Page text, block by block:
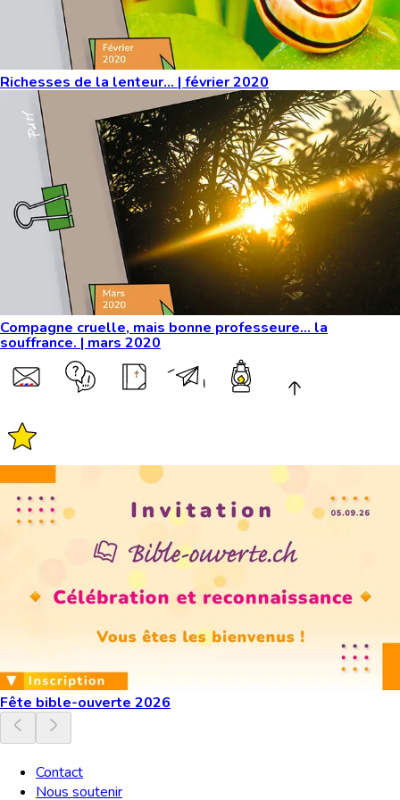
Richesses de la lenteur... | février 2020
Compagne cruelle, mais bonne professeure… la
souffrance. | mars 2020
Fête bible-ouverte 2026
Contact
Nous soutenir